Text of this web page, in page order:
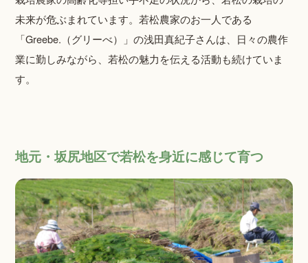
未来が危ぶまれています。若松農家のお一人である
「Greebe.（グリーべ）」の浅田真紀子さんは、日々の農作
業に勤しみながら、若松の魅力を伝える活動も続けていま
す。
地元・坂尻地区で若松を身近に感じて育つ